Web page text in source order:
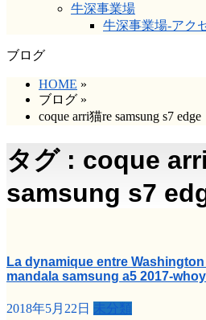
牛深事業場
牛深事業場-アク
ブログ
HOME »
ブログ »
coque arri猫re samsung s7 edge
タグ : coque
samsung s7
La dynamique entre
mandala samsung a5 2017-
2018年5月22日 未分類